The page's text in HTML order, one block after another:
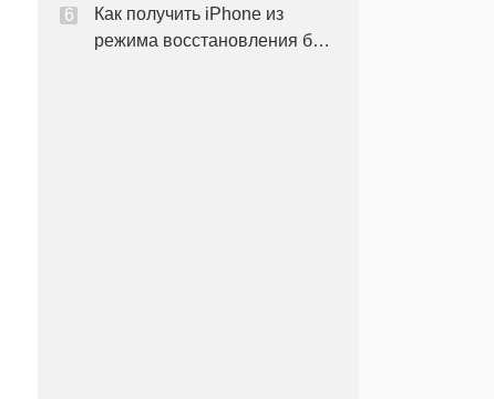
Как получить iPhone из
режима восстановления без